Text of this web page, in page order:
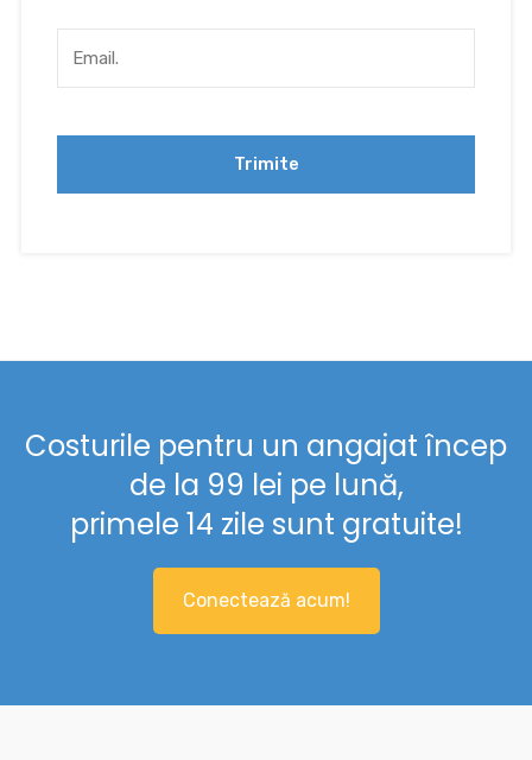
Costurile pentru un angajat încep
de la 99 lei pe lună,
primele 14 zile sunt gratuite!
Conectează acum!